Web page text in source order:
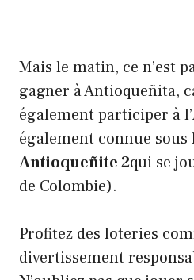
Mais le matin, ce n’est
gagner à Antioqueñita,
également participer à
également connue sous
Antioqueñite 2qui se
de Colombie).
Profitez des loteries
divertissement